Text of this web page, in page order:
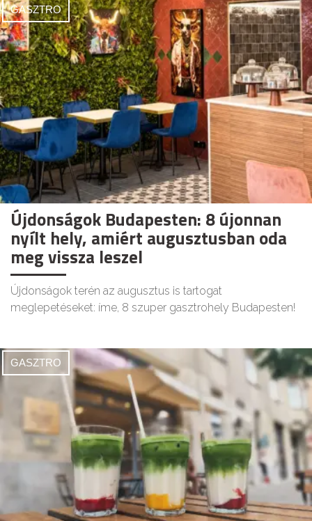
GASZTRO
Újdonságok Budapesten: 8 újonnan
nyílt hely, amiért augusztusban oda
meg vissza leszel
Újdonságok terén az augusztus is tartogat
meglepetéseket: íme, 8 szuper gasztrohely Budapesten!
GASZTRO